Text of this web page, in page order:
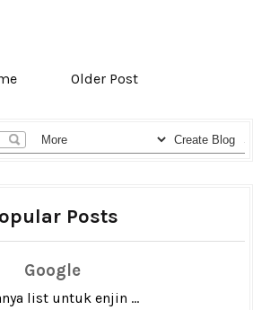
Older Post
Posts
Google
list untuk enjin ...